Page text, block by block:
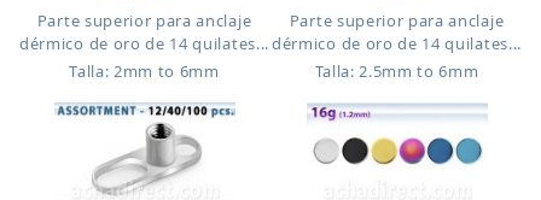
Parte superior para anclaje
dérmico de oro de 14 quilates...
Talla: 2mm to 6mm
Parte superior para anclaje
dérmico de oro de 14 quilates...
Talla: 2.5mm to 6mm